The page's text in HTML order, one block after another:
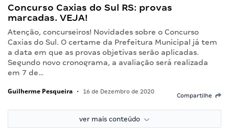
Concurso Caxias do Sul RS: provas
marcadas. VEJA!
Atenção, concurseiros! Novidades sobre o Concurso
Caxias do Sul. O certame da Prefeitura Municipal já tem
a data em que as provas objetivas serão aplicadas.
Segundo novo cronograma, a avaliação será realizada
em 7 de…
Guilherme Pesqueira • 16 de Dezembro de 2020
Compartilhe
ver mais conteúdo